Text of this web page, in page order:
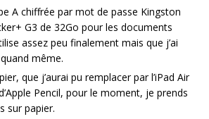
A chiffrée par mot de passe Kingston
G3 de 32Go pour les documents
assez peu finalement mais que j’ai
même.
que j’aurai pu remplacer par l’iPad Air
Pencil, pour le moment, je prends
sur papier.